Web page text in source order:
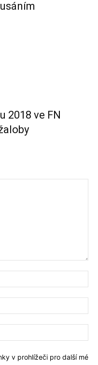
2018 ve FN
v prohlížeči pro další mé